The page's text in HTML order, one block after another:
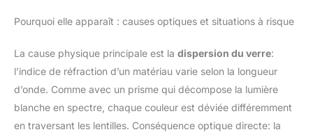
Pourquoi elle apparaît : causes optiques et situations à risque
La cause physique principale est la dispersion du verre:
l’indice de réfraction d’un matériau varie selon la longueur
d’onde. Comme avec un prisme qui décompose la lumière
blanche en spectre, chaque couleur est déviée différemment
en traversant les lentilles. Conséquence optique directe: la